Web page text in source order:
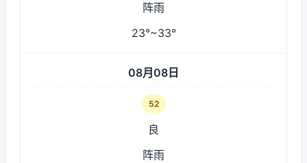
阵雨
23°~33°
08月08日
52
良
阵雨